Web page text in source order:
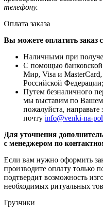
телефону.
Оплата заказа
Вы можете оплатить
Наличными при
С помощью
Мир, Visa и
Российской Федерации;
Путем безналичного
мы выставим по
пожалуйста,
почту info@venki-na-
Для уточнения
с менеджером по
Если вам нужно оформить
производите оплату только
подтвердит возможность
необходимых ритуальных
Грузчики